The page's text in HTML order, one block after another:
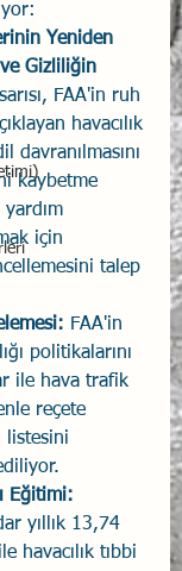
Yeniden
Gizliliğin
FAA'in ruh
havacılık
davranılmasını
kaybetme
için
talep
FAA'in
politikalarını
ile hava trafik
reçete
listesini
Eğitimi:
yıllık 13,74
havacılık tıbbi